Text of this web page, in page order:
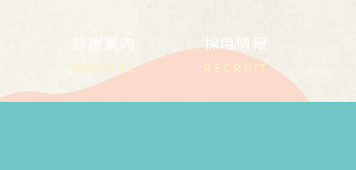
診療案内
MEDICAL
採用情報
RECRUIT